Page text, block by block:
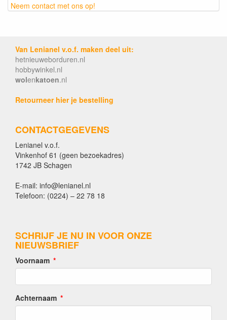
Neem contact met ons op!
Van Lenianel v.o.f. maken deel uit:
hetnieuweborduren.nl
hobbywinkel.nl
wolenkatoen.nl
Retourneer hier je bestelling
CONTACTGEGEVENS
Lenianel v.o.f.
Vinkenhof 61 (geen bezoekadres)
1742 JB Schagen
E-mail: info@lenianel.nl
Telefoon: (0224) – 22 78 18
SCHRIJF JE NU IN VOOR ONZE
NIEUWSBRIEF
Voornaam
Achternaam